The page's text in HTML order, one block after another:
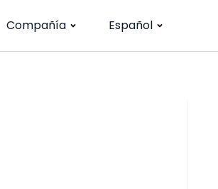
Compañía Español